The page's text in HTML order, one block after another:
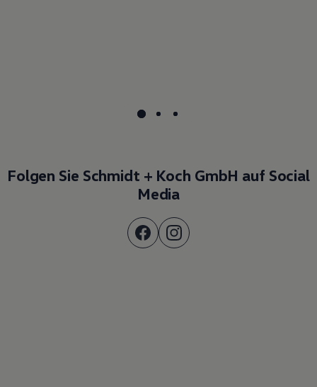
Folgen Sie Schmidt + Koch GmbH auf Social
Media